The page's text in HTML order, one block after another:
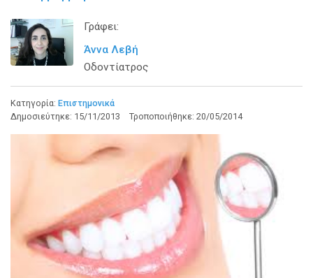
Γράφει:
Άννα Λεβή
Οδοντίατρος
Κατηγορία: Επιστημονικά
Δημοσιεύτηκε: 15/11/2013 Τροποποιήθηκε: 20/05/2014